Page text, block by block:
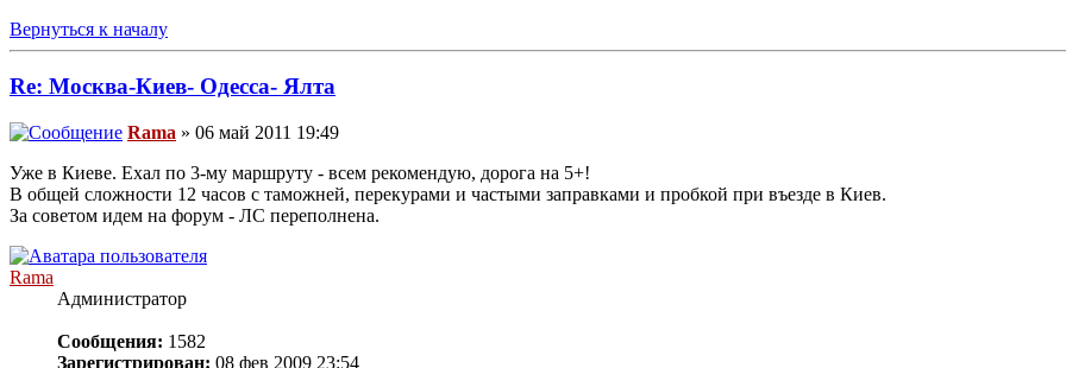
Вернуться к началу
Re: Москва-Киев- Одесса- Ялта
Rama » 06 май 2011 19:49
Уже в Киеве. Ехал по 3-му маршруту - всем рекомендую, дорога на 5+!
В общей сложности 12 часов с таможней, перекурами и частыми заправками и пробкой при въезде в Киев.
За советом идем на форум - ЛС переполнена.
Rama
Администратор
Сообщения: 1582
Зарегистрирован: 08 фев 2009 23:54